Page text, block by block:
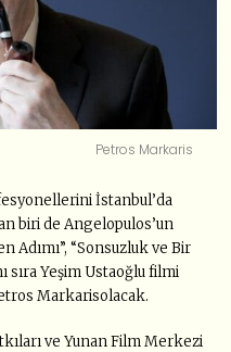
Petros Markaris
İstanbul’da
biri de Angelopulos’un
Adımı”,“Sonsuzluk ve Bir
sıra Yeşim Ustaoğlu filmi
Markarisolacak.
veYunan Film Merkezi